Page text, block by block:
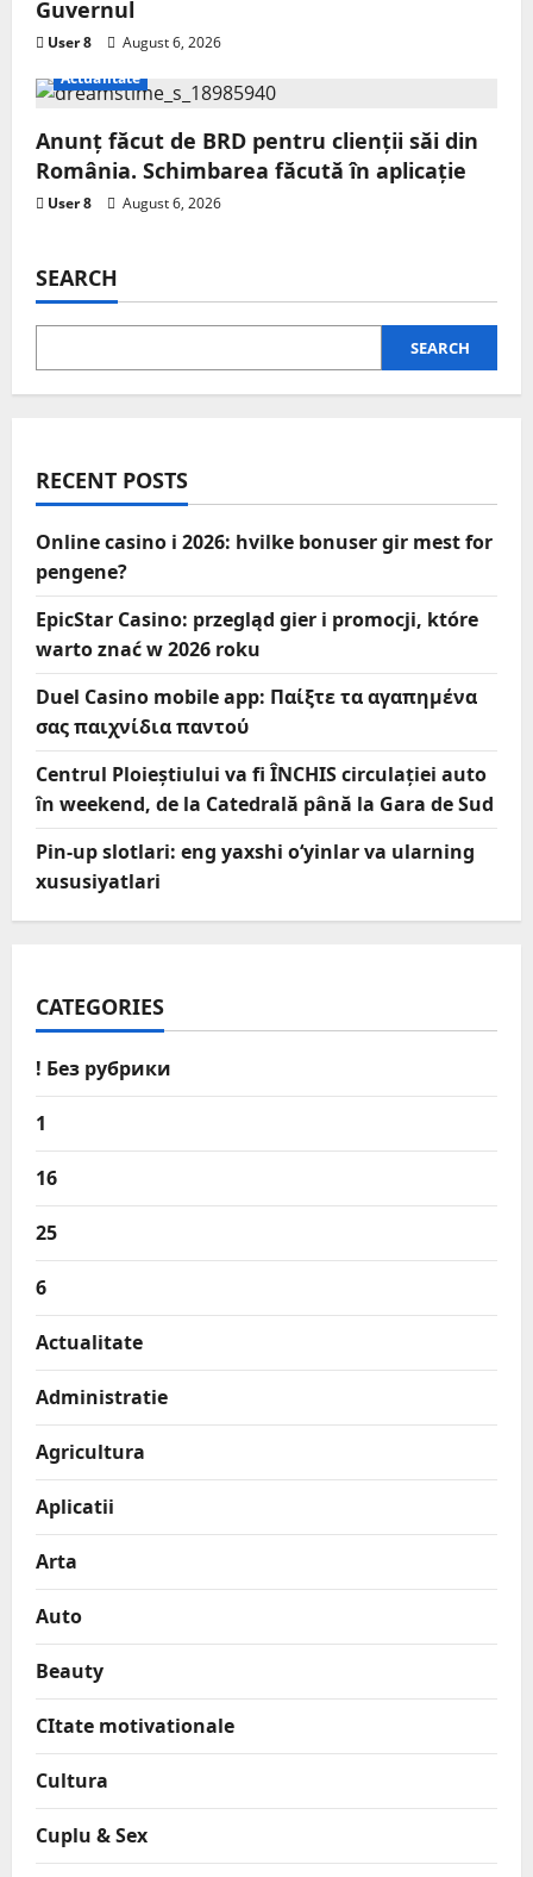
Guvernul
User 8
August 6, 2026
Actualitate
Anunț făcut de BRD pentru clienții săi din
România. Schimbarea făcută în aplicație
User 8 August 6, 2026
SEARCH
SEARCH
RECENT POSTS
Online casino i 2026: hvilke bonuser gir mest for
pengene?
EpicStar Casino: przegląd gier i promocji, które
warto znać w 2026 roku
Duel Casino mobile app: Παίξτε τα αγαπημένα
σας παιχνίδια παντού
Centrul Ploieștiului va fi ÎNCHIS circulației auto
în weekend, de la Catedrală până la Gara de Sud
Pin-up slotlari: eng yaxshi o‘yinlar va ularning
xususiyatlari
CATEGORIES
! Без рубрики
1
16
25
6
Actualitate
Administratie
Agricultura
Aplicatii
Arta
Auto
Beauty
CItate motivationale
Cultura
Cuplu & Sex